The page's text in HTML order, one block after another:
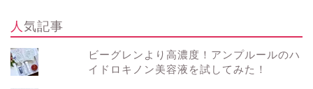
人気記事
ビーグレンより高濃度！アンプルールのハ
イドロキノン美容液を試してみた！